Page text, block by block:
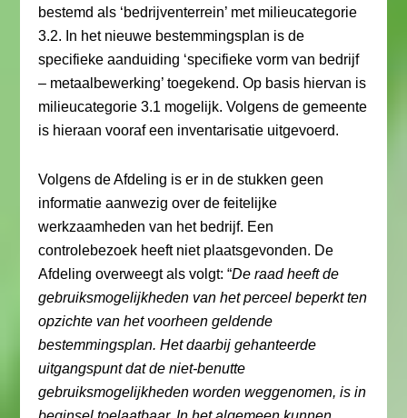
bestemd als ‘bedrijventerrein’ met milieucategorie
3.2. In het nieuwe bestemmingsplan is de
specifieke aanduiding ‘specifieke vorm van bedrijf
– metaalbewerking’ toegekend. Op basis hiervan is
milieucategorie 3.1 mogelijk. Volgens de gemeente
is hieraan vooraf een inventarisatie uitgevoerd.
Volgens de Afdeling is er in de stukken geen
informatie aanwezig over de feitelijke
werkzaamheden van het bedrijf. Een
controlebezoek heeft niet plaatsgevonden. De
Afdeling overweegt als volgt: “De raad heeft de
gebruiksmogelijkheden van het perceel beperkt ten
opzichte van het voorheen geldende
bestemmingsplan. Het daarbij gehanteerde
uitgangspunt dat de niet-benutte
gebruiksmogelijkheden worden weggenomen, is in